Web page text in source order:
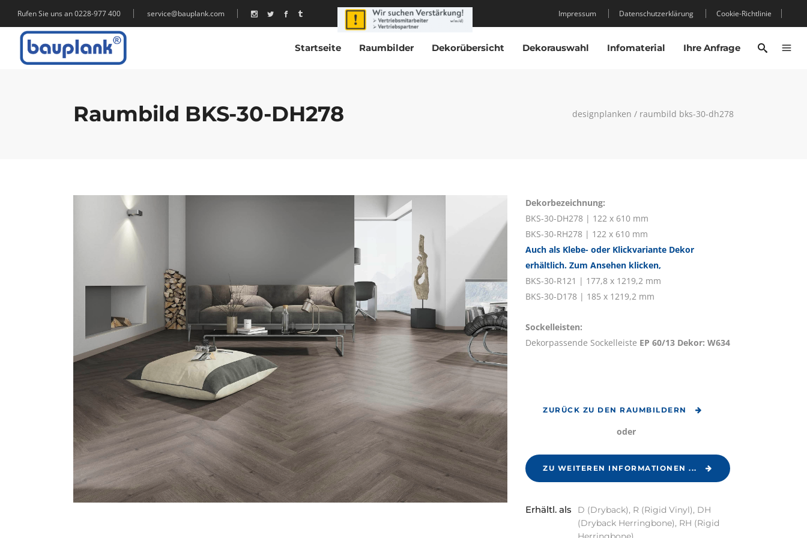
Rufen Sie uns an 0228-977 400 service@bauplank.com Impressum Datenschutzerklärung Cookie-Richtlinie
Startseite Raumbilder Dekorübersicht Dekorauswahl Infomaterial Ihre Anfrage
Raumbild BKS-30-DH278 designplanken / raumbild bks-30-dh278
Dekorbezeichnung:
BKS-30-DH278 | 122 x 610 mm
BKS-30-RH278 | 122 x 610 mm
Auch als Klebe- oder Klickvariante Dekor
erhältlich. Zum Ansehen klicken,
BKS-30-R121 | 177,8 x 1219,2 mm
BKS-30-D178 | 185 x 1219,2 mm
Sockelleisten:
Dekorpassende Sockelleiste EP 60/13 Dekor: W634
ZURÜCK ZU DEN RAUMBILDERN
oder
ZU WEITEREN INFORMATIONEN ...
Erhältl. als
D (Dryback), R (Rigid Vinyl), DH
(Dryback Herringbone), RH (Rigid
Unser Partner
Unser in Bonn ansässiger Partner
und Lieferant berät Sie gern in
Fragen Bodenbeläge. Rufen Sie uns
an oder schreiben Sie uns eine E-
Mail. Wir helfen Ihnen gern, den
So erreichen Sie uns
Unser Partner
Schmitz Baukunst GmbH
Windgassenstraße 14 – 18
53229 Bonn
Verkauf: 0228 – 977 400
Beiträge
Flächenbild
BKS-30-R123
Raumbild
BKS-30-R123
Privatsphäre-Einstellungen
Historie der Privatsphäre-
Einstellungen
Einwilligungen widerrufen